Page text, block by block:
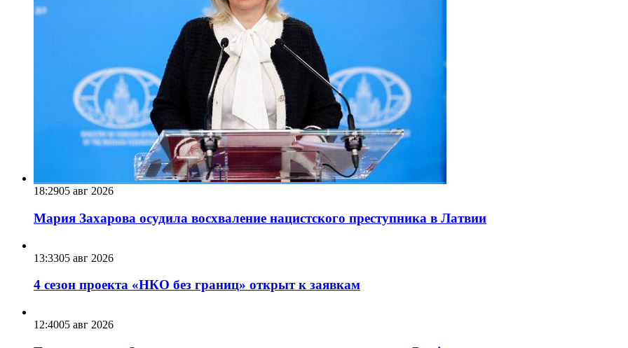
18:2905 авг 2026
Мария Захарова осудила восхваление нацистского преступника в Латвии
13:3305 авг 2026
4 сезон проекта «НКО без границ» открыт к заявкам
12:4005 авг 2026